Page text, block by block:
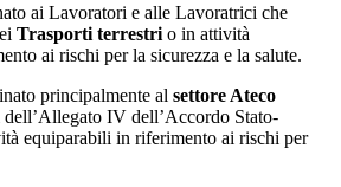
ai Lavoratori e alle Lavoratrici che
Trasporti terrestri o in attività
ai rischi per la sicurezza e la salute.
principalmente al settore Ateco
dell’Allegato IV dell’Accordo Stato-
equiparabili in riferimento ai rischi per